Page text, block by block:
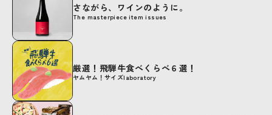
The masterpiece item issues
さながら、ワインのように。
ヤムヤム！サイズlaboratory
厳選！飛騨牛食べくらべ６選！